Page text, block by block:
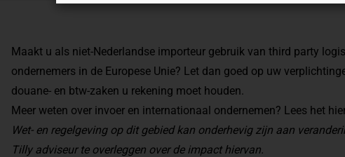
Maakt u als niet-Nederlandse importeur gebruik van third party
ondernemers in de Europese Unie? Let dan goed op uw
douane- en btw-zaken u rekening moet houden.
Meer weten over invoer en internationaal ondernemen? Lees het hier
Wet- en regelgeving op dit gebied kan onderhevig zijn aan
Tilly adviseur te overleggen over de impact hiervan.